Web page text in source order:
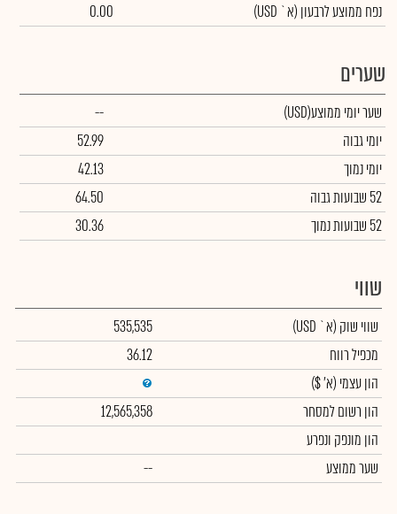
נפח ממוצע לרבעון (א` USD)
0.00
שערים
שער יומי ממוצע(USD)
--
יומי גבוה
52.99
יומי נמוך
42.13
52 שבועות גבוה
64.50
52 שבועות נמוך
30.36
שווי
שווי שוק (א` USD)
535,535
מכפיל רווח
36.12
הון עצמי (א' $)
הון רשום למסחר
12,565,358
הון מונפק ונפרע
שער ממוצע
--